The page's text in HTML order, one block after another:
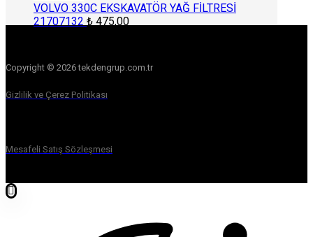
VOLVO 330C EKSKAVATÖR YAĞ FİLTRESİ
21707132 ₺ 475,00
Copyright © 2026 tekdengrup.com.tr
Gizlilik ve Çerez Politikası
Mesafeli Satış Sözleşmesi